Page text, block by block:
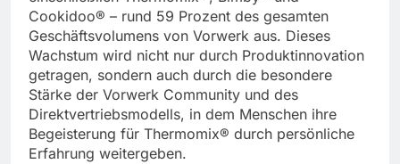
Cookidoo® – rund 59 Prozent des gesamten
Geschäftsvolumens von Vorwerk aus. Dieses
Wachstum wird nicht nur durch Produktinnovation
getragen, sondern auch durch die besondere
Stärke der Vorwerk Community und des
Direktvertriebsmodells, in dem Menschen ihre
Begeisterung für Thermomix® durch persönliche
Erfahrung weitergeben.